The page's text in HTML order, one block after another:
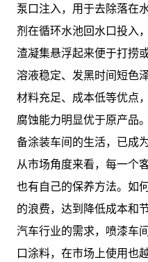
泵口注入，用于去除落在
剂在循环水池回水口投入
渣凝集悬浮起来便于打捞
溶液稳定、发黑时间短色
材料充足、成本低等优点
腐蚀能力明显优于原产品
备涂装车间的生活，已成
从市场角度来看，每一个
也有自己的保养方法。如
的浪费，达到降低成本和
汽车行业的需求，喷漆车
口涂料，在市场上使用也